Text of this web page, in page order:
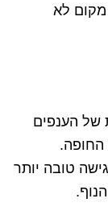
לא
הענפים
טובה יותר